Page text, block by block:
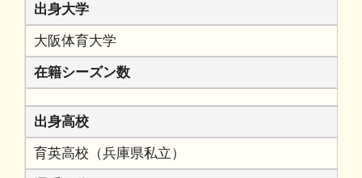
出身大学
大阪体育大学
在籍シーズン数
出身高校
育英高校（兵庫県私立）